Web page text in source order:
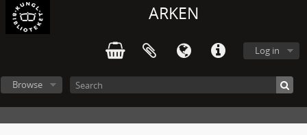
ARKEN
Log in
Browse